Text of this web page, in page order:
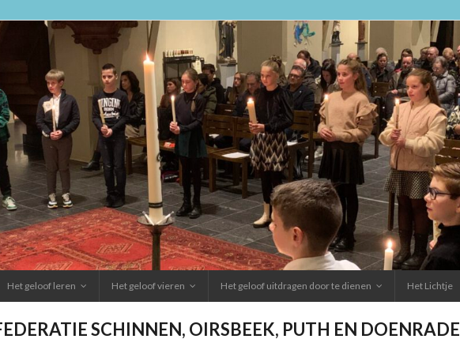
Het geloof leren Het geloof vieren Het geloof uitdragen door te dienen Het Lichtje
SCHINNEN, OIRSBEEK, PUTH EN DOENRADE